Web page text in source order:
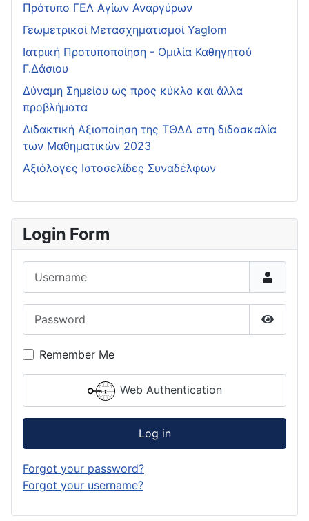
Πρότυπο ΓΕΛ Αγίων Αναργύρων
Γεωμετρικοί Μετασχηματισμοί Yaglom
Ιατρική Προτυποποίηση - Ομιλία Καθηγητού
Γ.Δάσιου
Δύναμη Σημείου ως προς κύκλο και άλλα
προβλήματα
Διδακτική Αξιοποίηση της ΤΘΔΔ στη διδασκαλία
των Μαθηματικών 2023
Αξιόλογες Ιστοσελίδες Συναδέλφων
Login Form
Show
Remember Me
Web Authentication
Log in
Forgot your password?
Forgot your username?